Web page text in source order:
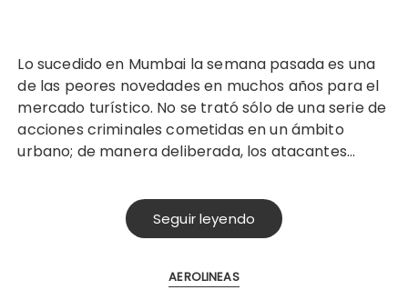
Lo sucedido en Mumbai la semana pasada es una
de las peores novedades en muchos años para el
mercado turístico. No se trató sólo de una serie de
acciones criminales cometidas en un ámbito
urbano; de manera deliberada, los atacantes…
Seguir leyendo
AEROLINEAS